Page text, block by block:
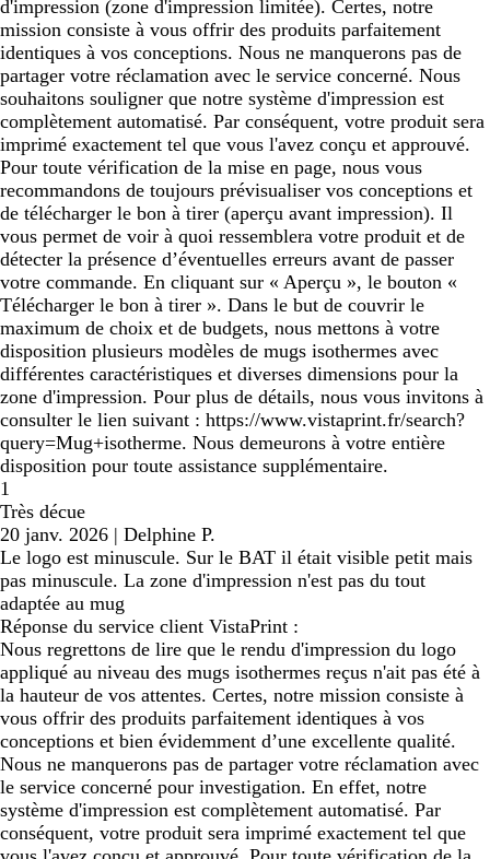
d'impression (zone d'impression limitée). Certes, notre
mission consiste à vous offrir des produits parfaitement
identiques à vos conceptions. Nous ne manquerons pas de
partager votre réclamation avec le service concerné. Nous
souhaitons souligner que notre système d'impression est
complètement automatisé. Par conséquent, votre produit sera
imprimé exactement tel que vous l'avez conçu et approuvé.
Pour toute vérification de la mise en page, nous vous
recommandons de toujours prévisualiser vos conceptions et
de télécharger le bon à tirer (aperçu avant impression). Il
vous permet de voir à quoi ressemblera votre produit et de
détecter la présence d’éventuelles erreurs avant de passer
votre commande. En cliquant sur « Aperçu », le bouton «
Télécharger le bon à tirer ». Dans le but de couvrir le
maximum de choix et de budgets, nous mettons à votre
disposition plusieurs modèles de mugs isothermes avec
différentes caractéristiques et diverses dimensions pour la
zone d'impression. Pour plus de détails, nous vous invitons à
consulter le lien suivant : https://www.vistaprint.fr/search?
query=Mug+isotherme. Nous demeurons à votre entière
disposition pour toute assistance supplémentaire.
1
Très décue
20 janv. 2026 | Delphine P.
Le logo est minuscule. Sur le BAT il était visible petit mais
pas minuscule. La zone d'impression n'est pas du tout
adaptée au mug
Réponse du service client VistaPrint :
Nous regrettons de lire que le rendu d'impression du logo
appliqué au niveau des mugs isothermes reçus n'ait pas été à
la hauteur de vos attentes. Certes, notre mission consiste à
vous offrir des produits parfaitement identiques à vos
conceptions et bien évidemment d’une excellente qualité.
Nous ne manquerons pas de partager votre réclamation avec
le service concerné pour investigation. En effet, notre
système d'impression est complètement automatisé. Par
conséquent, votre produit sera imprimé exactement tel que